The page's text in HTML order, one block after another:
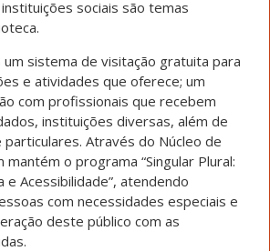
sociais são temas
sistema de visitação gratuita para
e atividades que oferece; um
com profissionais que recebem
instituições diversas, além de
particulares. Através do Núcleo de
mantém o programa “Singular Plural:
e Acessibilidade”, atendendo
com necessidades especiais e
deste público com as